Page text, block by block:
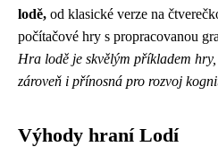
lodě, od klasické verze na
počítačové hry s propracovanou
Hra lodě je skvělým příkladem
zároveň i přínosná pro rozvoj
Výhody hraní Lodí